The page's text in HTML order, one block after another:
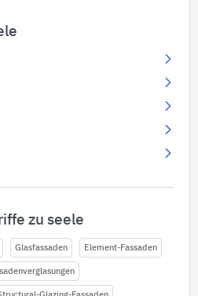
zu seele
Glasfassaden Element-Fassaden